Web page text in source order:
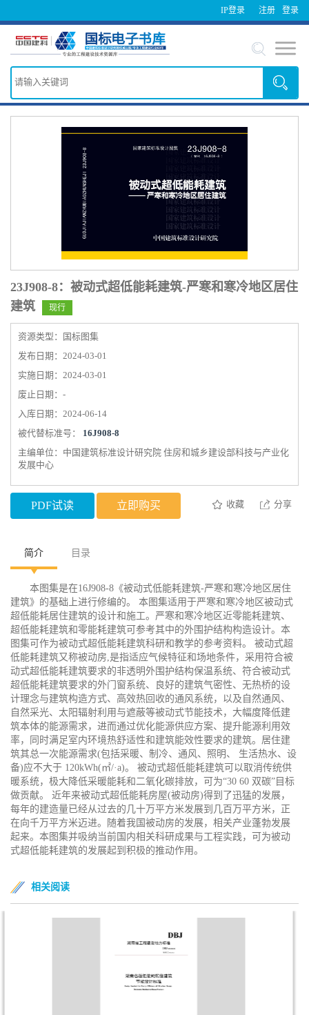
IP登录 登录
注册
23J908-8：被动式超低能耗建筑-严寒和寒冷地区居住
建筑
现行
资源类型：国标图集
发布日期：2024-03-01
实施日期：2024-03-01
废止日期：-
入库日期：2024-06-14
被代替标准号： 16J908-8
主编单位：中国建筑标准设计研究院 住房和城乡建设部科技与产业化
发展中心
PDF试读 立即购买 收藏 分享
简介 目录
本图集是在16J908-8《被动式低能耗建筑-严寒和寒冷地区居住
建筑》的基础上进行修编的。 本图集适用于严寒和寒冷地区被动式
超低能耗居住建筑的设计和施工。严寒和寒冷地区近零能耗建筑、
超低能耗建筑和零能耗建筑可参考其中的外围护结构构造设计。本
图集可作为被动式超低能耗建筑科研和教学的参考资料。 被动式超
低能耗建筑又称被动房,是指适应气候特征和场地条件，采用符合被
动式超低能耗建筑要求的非透明外围护结构保温系统、符合被动式
超低能耗建筑要求的外门窗系统、良好的建筑气密性、无热桥的设
计理念与建筑构造方式、高效热回收的通风系统，以及自然通风、
自然采光、太阳辐射利用与遮蔽等被动式节能技术，大幅度降低建
筑本体的能源需求，进而通过优化能源供应方案、提升能源利用效
率，同时满足室内环境热舒适性和建筑能效性要求的建筑。居住建
筑其总一次能源需求(包括采暖、制冷、通风、照明、 生活热水、设
备)应不大于 120kWh(㎡/·a)。 被动式超低能耗建筑可以取消传统供
暖系统，极大降低采暖能耗和二氧化碳排放，可为“30 60 双碳”目标
做贡献。 近年来被动式超低能耗房屋(被动房)得到了迅猛的发展，
每年的建造量已经从过去的几十万平方米发展到几百万平方米，正
在向千万平方米迈进。随着我国被动房的发展，相关产业蓬勃发展
起来。本图集并吸纳当前国内相关科研成果与工程实践，可为被动
式超低能耗建筑的发展起到积极的推动作用。
相关阅读